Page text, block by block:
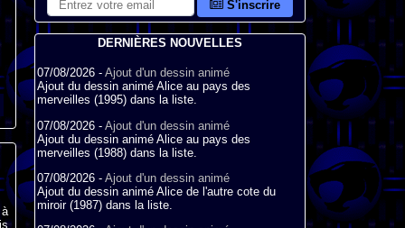
S'inscrire
DERNIÈRES NOUVELLES
07/08/2026 - Ajout d'un dessin animé
Ajout du dessin animé Alice au pays des
merveilles (1995) dans la liste.
07/08/2026 - Ajout d'un dessin animé
Ajout du dessin animé Alice au pays des
merveilles (1988) dans la liste.
07/08/2026 - Ajout d'un dessin animé
Ajout du dessin animé Alice de l'autre cote du
miroir (1987) dans la liste.